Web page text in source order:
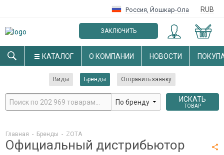
Россия, Йошкар-Ола RUB
ЗАКЛЮЧИТЬ
ОПТОВЫЙ ДОГОВОР
КАТАЛОГ О КОМПАНИИ НОВОСТИ
Виды Бренды Отправить заявку
ИСКАТЬ
ТОВАР
Главная - Бренды - ZOTA
Официальный дистрибьютор